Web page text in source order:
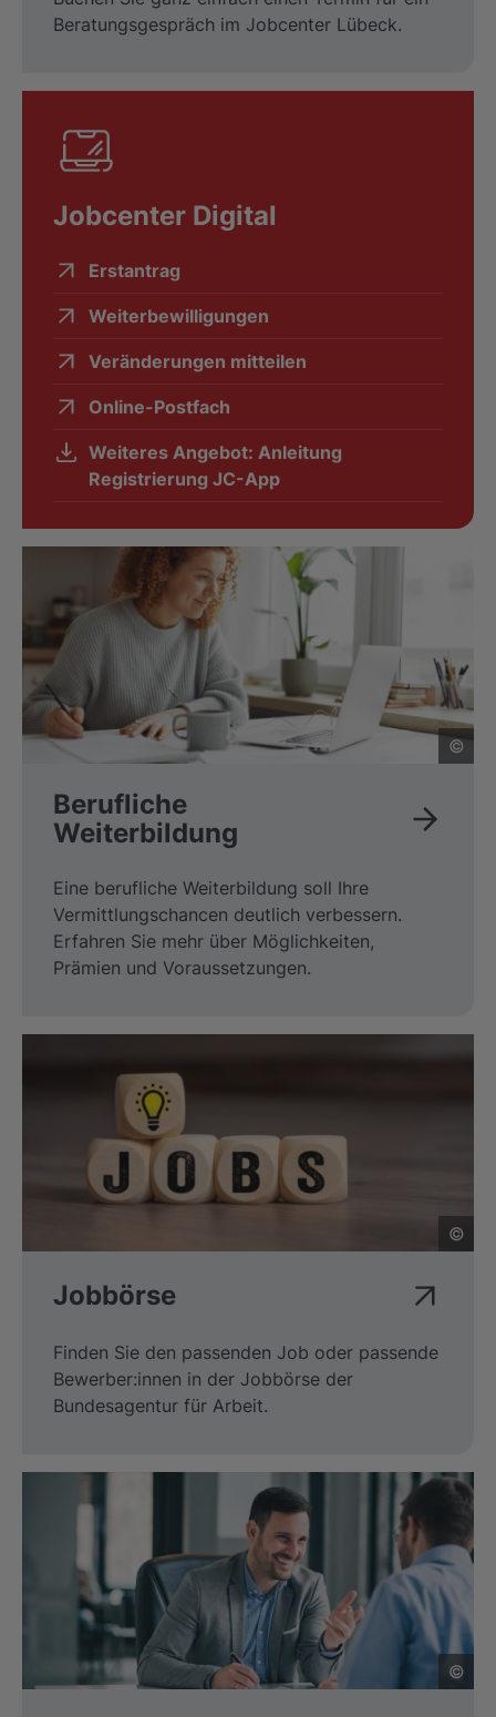
Beratungsgespräch im Jobcenter Lübeck.
Jobcenter Digital
Erstantrag
Weiterbewilligungen
Veränderungen mitteilen
Online-Postfach
Weiteres Angebot: Anleitung
Registrierung JC-App
©
Berufliche
Weiterbildung
Eine berufliche Weiterbildung soll Ihre
Vermittlungschancen deutlich verbessern.
Erfahren Sie mehr über Möglichkeiten,
Prämien und Voraussetzungen.
©
Jobbörse
Finden Sie den passenden Job oder passende
Bewerber:innen in der Jobbörse der
Bundesagentur für Arbeit.
©